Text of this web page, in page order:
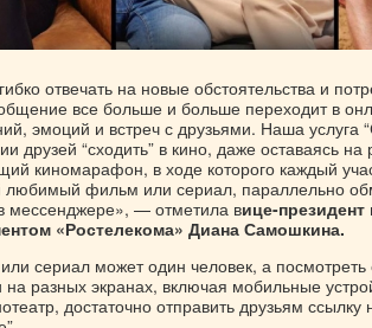
отвечать на новые обстоятельства и
все больше и больше переходит в
эмоций и встреч с друзьями. Наша услуга
друзей “сходить” в кино, даже оставаясь
киномарафон, в ходе которого каждый
любимый фильм или сериал, параллельно
мессенджере», — отметила вице-президент
«Ростелекома» Диана Самошкина.
сериал может один человек, а
на разных экранах, включая мобильные
достаточно отправить друзьям ссылку